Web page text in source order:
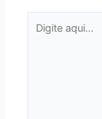
aqui...